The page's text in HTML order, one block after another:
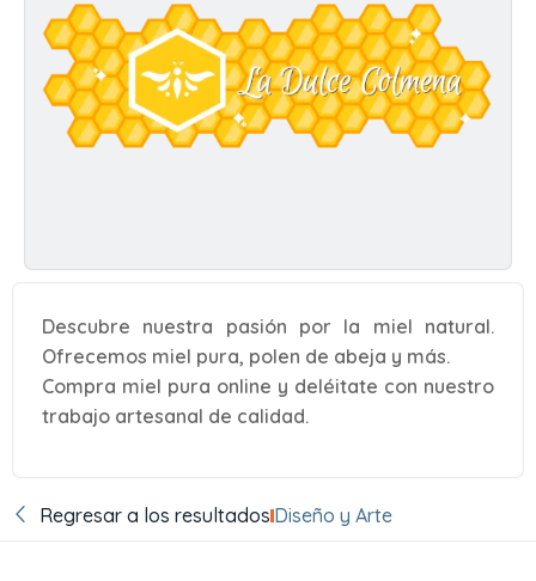
Descubre nuestra pasión por la miel natural.
Ofrecemos miel pura, polen de abeja y más.
Compra miel pura online y deléitate con nuestro
trabajo artesanal de calidad.
Regresar a los resultadosDiseño y Arte